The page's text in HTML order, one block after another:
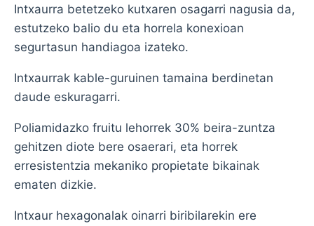
Intxaurra betetzeko kutxaren osagarri nagusia da,
estutzeko balio du eta horrela konexioan
segurtasun handiagoa izateko.
Intxaurrak kable-guruinen tamaina berdinetan
daude eskuragarri.
Poliamidazko fruitu lehorrek 30% beira-zuntza
gehitzen diote bere osaerari, eta horrek
erresistentzia mekaniko propietate bikainak
ematen dizkie.
Intxaur hexagonalak oinarri biribilarekin ere